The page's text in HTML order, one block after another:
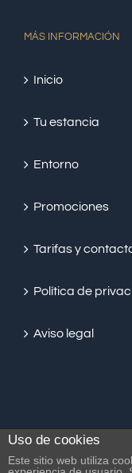
MÁS INFORMACIÓN
Inicio
Tu estancia
Entorno
Promociones
Tarifas y
Política de
Aviso legal
Uso de cookies
Este sitio web utiliza